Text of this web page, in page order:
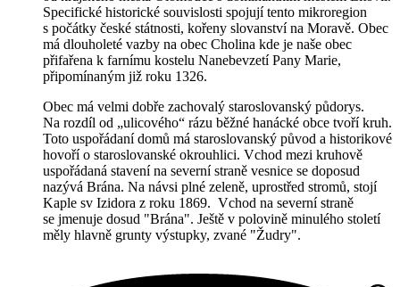
Specifické historické souvislosti spojují tento mikroregion
s počátky české státnosti, kořeny slovanství na Moravě. Obec
má dlouholeté vazby na obec Cholina kde je naše obec
přifařena k farnímu kostelu Nanebevzetí Pany Marie,
připomínaným již roku 1326.
Obec má velmi dobře zachovalý staroslovanský půdorys.
Na rozdíl od „ulicového“ rázu běžné hanácké obce tvoří kruh.
Toto uspořádaní domů má staroslovanský původ a historikové
hovoří o staroslovanské okrouhlici. Vchod mezi kruhově
uspořádaná stavení na severní straně vesnice se doposud
nazývá Brána. Na návsi plné zeleně, uprostřed stromů, stojí
Kaple sv Izidora z roku 1869. Vchod na severní straně
se jmenuje dosud "Brána". Ještě v polovině minulého století
měly hlavně grunty výstupky, zvané "Žudry".